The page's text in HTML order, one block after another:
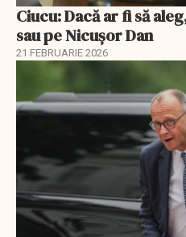
Ciucu: Dacă ar fi să
sau pe Nicușor Dan
21 FEBRUARIE 2026